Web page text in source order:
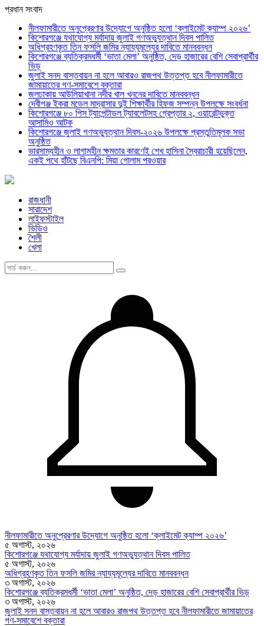
প্রধান সংবাদ
নীলফামারীতে অনুপ্রেরণার উদ্যোগে অনুষ্ঠিত হলো ‘ক্লাইমেট ক্যাম্প ২০২৬’
কিশোরগঞ্জে যথাযোগ্য মর্যাদায় জুলাই গণঅভ্যুত্থান দিবস পালিত
অধিগ্রহণকৃত তিন ফসলি জমির ন্যায্যমূল্যের দাবিতে মানববন্ধন
কিশোরগঞ্জে ব্যতিক্রমধর্মী ‘ভাতা মেলা’ অনুষ্ঠিত, দেড় হাজারের বেশি সেবাপ্রার্থীর
ভিড়
জুলাই সনদ বাস্তবায়ন না হলে আবারও রাজপথ উত্তপ্ত হবে নীলফামারীতে
জামায়াতের গণ-সমাবেশে বক্তারা
জলঢাকায় আউলিয়াখানা নদীর খাল খননের দাবিতে মানববন্ধন
দেবীগঞ্জ ইকরা মডেল মাদ্রাসার দুই শিক্ষার্থীর হিফজ সম্পন্ন উপলক্ষে সংবর্ধনা
কিশোরগঞ্জে ৮০ পিস ট্যাপেন্টাডল ট্যাবলেটসহ গ্রেপ্তার ২, ওয়ারেন্টভুক্ত
আসামিও আটক
কিশোরগঞ্জে জুলাই গণঅভ্যুত্থান দিবস-২০২৬ উপলক্ষে প্রস্তুতিমূলক সভা
অনুষ্ঠিত
ভারসাম্যহীন ও লাগামহীন ক্ষমতার কারণেই শেখ হাসিনা স্বৈরাচারী হয়েছিলেন,
একই পথে হাঁটছে বিএনপি: মিয়া গোলাম পরওয়ার
রাজধানী
সারাদেশ
লাইফস্টাইল
ভিডিও
শৈলী
খেলা
নীলফামারীতে অনুপ্রেরণার উদ্যোগে অনুষ্ঠিত হলো ‘ক্লাইমেট ক্যাম্প ২০২৬’
৫ অগাস্ট, ২০২৬
কিশোরগঞ্জে যথাযোগ্য মর্যাদায় জুলাই গণঅভ্যুত্থান দিবস পালিত
৫ অগাস্ট, ২০২৬
অধিগ্রহণকৃত তিন ফসলি জমির ন্যায্যমূল্যের দাবিতে মানববন্ধন
৩ অগাস্ট, ২০২৬
কিশোরগঞ্জে ব্যতিক্রমধর্মী ‘ভাতা মেলা’ অনুষ্ঠিত, দেড় হাজারের বেশি সেবাপ্রার্থীর ভিড়
৩ অগাস্ট, ২০২৬
জুলাই সনদ বাস্তবায়ন না হলে আবারও রাজপথ উত্তপ্ত হবে নীলফামারীতে জামায়াতের
গণ-সমাবেশে বক্তারা